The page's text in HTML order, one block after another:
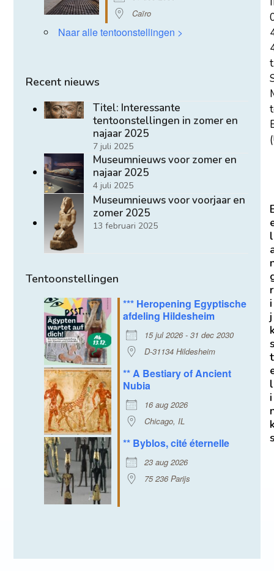
Caïro
Naar alle tentoonstellingen >
Recent nieuws
Titel: Interessante
tentoonstellingen in zomer en
najaar 2025
7 juli 2025
Museumnieuws voor zomer en
najaar 2025
4 juli 2025
Museumnieuws voor voorjaar en
zomer 2025
13 februari 2025
Tentoonstellingen
*** Heropening Egyptische
afdeling Hildesheim
15 jul 2026 - 31 dec 2030
D-31134 Hildesheim
** A Bestiary of Ancient
Nubia
16 aug 2026
Chicago, IL
** Byblos, cité éternelle
23 aug 2026
75 236 Parijs
l
r
i
j
t
l
i